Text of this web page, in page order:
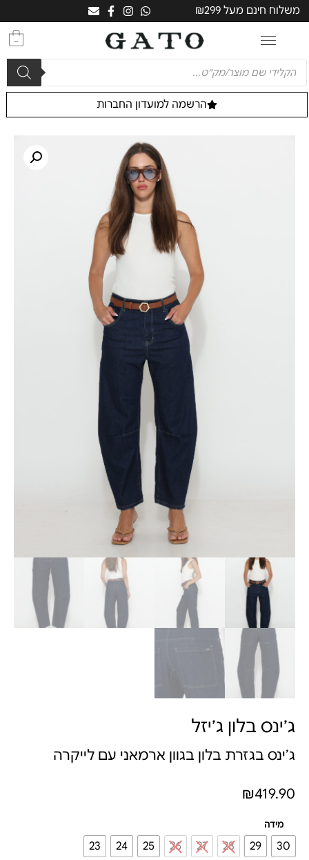
משלוח חינם מעל ₪299
0
הרשמה למועדון החברות
ג׳ינס בלון ג׳יזל
ג׳ינס בגזרת בלון בגוון ארמאני עם לייקרה
₪419.90
מידה
30
29
28
27
26
25
24
23